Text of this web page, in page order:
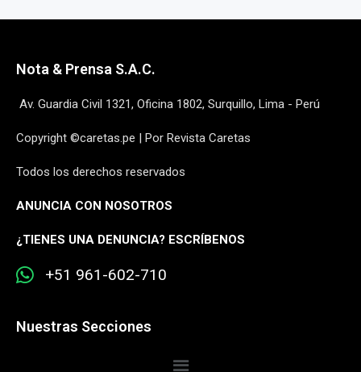
Nota & Prensa S.A.C.
Av. Guardia Civil 1321, Oficina 1802, Surquillo, Lima - Perú
Copyright ©caretas.pe | Por Revista Caretas
Todos los derechos reservados
ANUNCIA CON NOSOTROS
¿TIENES UNA DENUNCIA? ESCRÍBENOS
+51 961-602-710
Nuestras Secciones